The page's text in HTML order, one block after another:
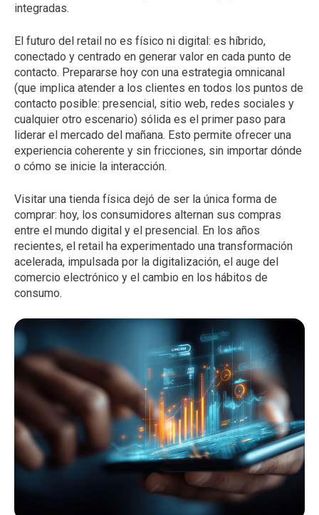
integradas.
El futuro del retail no es físico ni digital: es híbrido,
conectado y centrado en generar valor en cada punto de
contacto. Prepararse hoy con una estrategia omnicanal
(que implica atender a los clientes en todos los puntos de
contacto posible: presencial, sitio web, redes sociales y
cualquier otro escenario) sólida es el primer paso para
liderar el mercado del mañana. Esto permite ofrecer una
experiencia coherente y sin fricciones, sin importar dónde
o cómo se inicie la interacción.
Visitar una tienda física dejó de ser la única forma de
comprar: hoy, los consumidores alternan sus compras
entre el mundo digital y el presencial. En los años
recientes, el retail ha experimentado una transformación
acelerada, impulsada por la digitalización, el auge del
comercio electrónico y el cambio en los hábitos de
consumo.